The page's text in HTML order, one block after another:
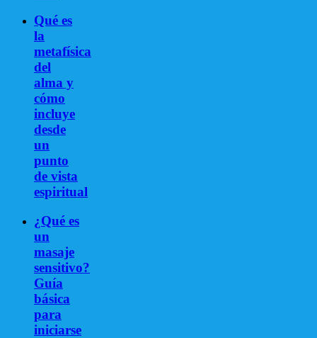
Qué es
la
metafísica
del
alma y
cómo
incluye
desde
un
punto
de vista
espiritual
¿Qué es
un
masaje
sensitivo?
Guía
básica
para
iniciarse